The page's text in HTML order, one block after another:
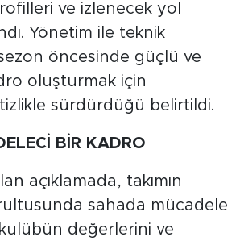
ve izlenecek yol
Yönetim ile teknik
öncesinde güçlü ve
oluşturmak için
sürdürdüğü belirtildi.
BİR KADRO
açıklamada, takımın
sahada mücadele
değerlerini ve